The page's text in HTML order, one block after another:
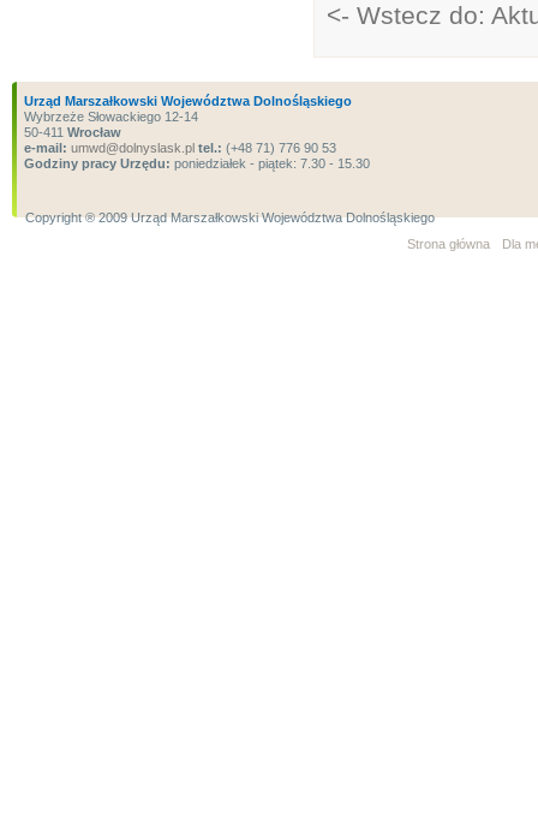
<- Wstecz do:
Urząd Marszałkowski Województwa Dolnośląskiego
Wybrzeże Słowackiego 12-14
50-411 Wrocław
e-mail: umwd@dolnyslask.pl tel.: (+48 71) 776 90 53
Godziny pracy Urzędu: poniedziałek - piątek: 7.30 - 15.30
Copyright ® 2009 Urząd Marszałkowski Województwa Dolnośląskiego
Strona główna
Dla